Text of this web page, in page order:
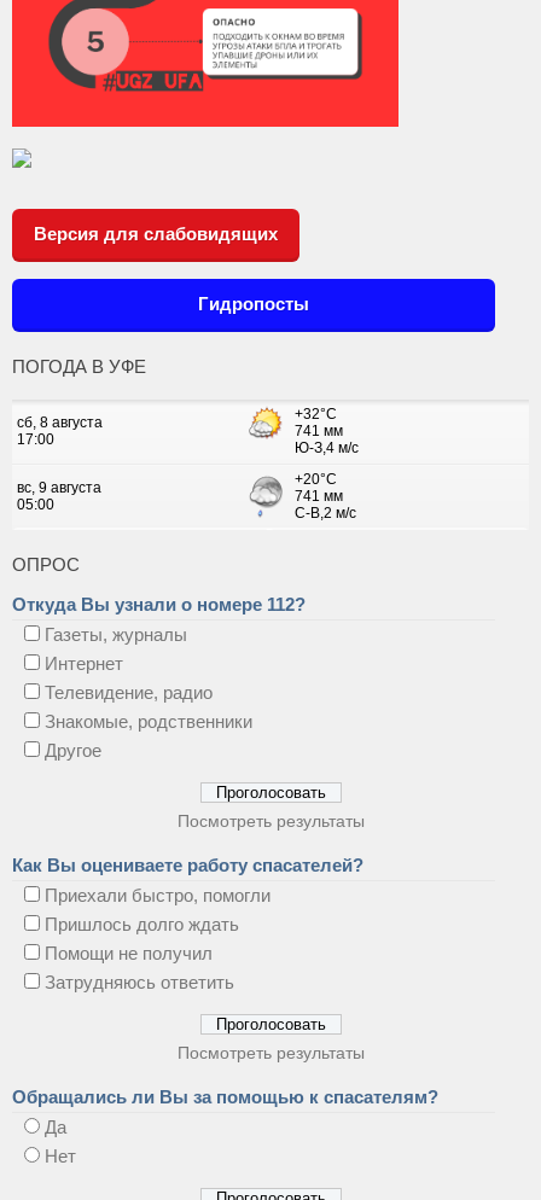
Версия для слабовидящих
Гидропосты
ПОГОДА В УФЕ
ОПРОС
Откуда Вы узнали о номере 112?
Газеты, журналы
Интернет
Телевидение, радио
Знакомые, родственники
Другое
Посмотреть результаты
Как Вы оцениваете работу спасателей?
Приехали быстро, помогли
Пришлось долго ждать
Помощи не получил
Затрудняюсь ответить
Посмотреть результаты
Обращались ли Вы за помощью к спасателям?
Да
Нет